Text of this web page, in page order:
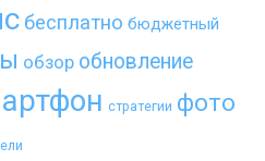
бесплатно бюджетный
обзор обновление
стратегии фото